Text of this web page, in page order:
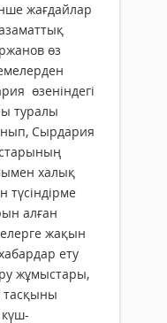
жағдайлар
өз
өзеніндегі
туралы
Сырдария
халық
түсіндірме
алған
жақын
ету
жұмыстары,
тасқыны